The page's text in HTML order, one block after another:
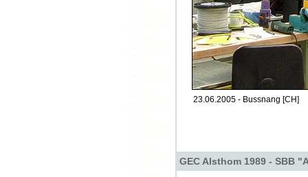
23.06.2005 - Bussnang [CH]
GEC Alsthom 1989 - SBB